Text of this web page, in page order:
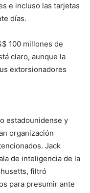
e incluso las tarjetas
días.
100 millones de
claro, aunque la
extorsionadores
estadounidense y
organización
Jack
de inteligencia de la
filtró
para presumir ante